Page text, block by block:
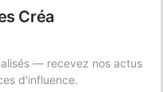
Créa
— recevez nos actus
d'influence.